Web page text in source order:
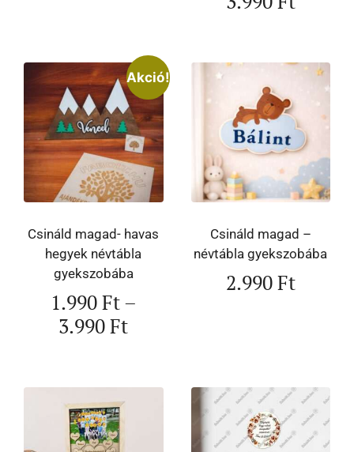
Akció!
Csináld magad- havas
hegyek névtábla
gyekszobába
1.990Ft–
3.990Ft
Csináld magad –
névtábla gyekszobába
2.990Ft